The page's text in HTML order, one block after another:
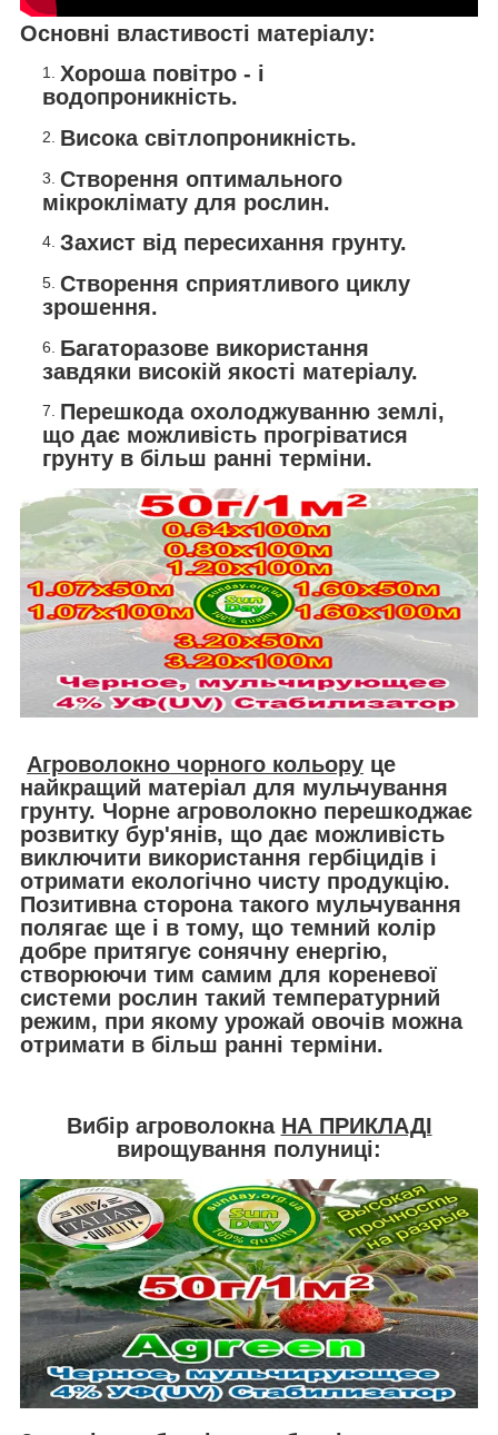
Основні властивості матеріалу:
Хороша повітро - і
водопроникність.
Висока світлопроникність.
Створення оптимального
мікроклімату для рослин.
Захист від пересихання грунту.
Створення сприятливого циклу
зрошення.
Багаторазове використання
завдяки високій якості матеріалу.
Перешкода охолоджуванню землі,
що дає можливість прогріватися
грунту в більш ранні терміни.
Агроволокно чорного кольору це
найкращий матеріал для мульчування
грунту. Чорне агроволокно перешкоджає
розвитку бур'янів, що дає можливість
виключити використання гербіцидів і
отримати екологічно чисту продукцію.
Позитивна сторона такого мульчування
полягає ще і в тому, що темний колір
добре притягує сонячну енергію,
створюючи тим самим для кореневої
системи рослин такий температурний
режим, при якому урожай овочів можна
отримати в більш ранні терміни.
Вибір агроволокна НА ПРИКЛАДІ
вирощування полуниці: